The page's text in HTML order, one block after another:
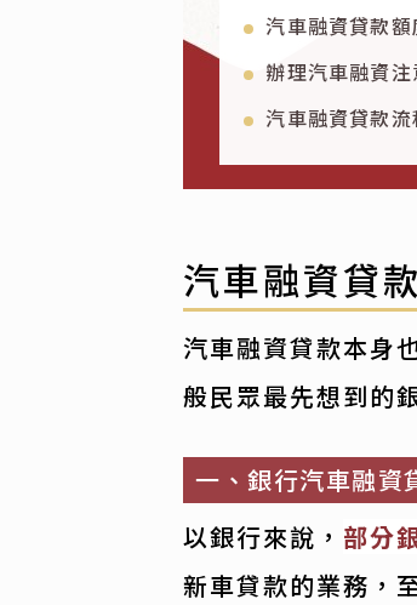
汽車融資貸款
辦理汽車融資注
汽車融資貸款流
汽車融資貸
汽車融資貸款本身
般民眾最先想到的
一、銀行汽車融資
以銀行來說， 部分
新車貸款的業務，